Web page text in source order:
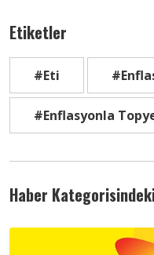
Etiketler
#Eti
#Enflasyonla
Haber